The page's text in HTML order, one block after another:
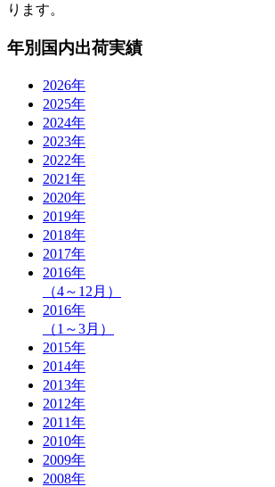
ります。
年別国内出荷実績
2026年
2025年
2024年
2023年
2022年
2021年
2020年
2019年
2018年
2017年
2016年
（4～12月）
2016年
（1～3月）
2015年
2014年
2013年
2012年
2011年
2010年
2009年
2008年